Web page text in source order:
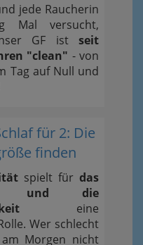
jede Raucherin
Mal versucht,
GF ist seit
"clean" - von
Tag auf Null und
für 2: Die
finden
spielt für das
und die
eine
Wer schlecht
Morgen nicht